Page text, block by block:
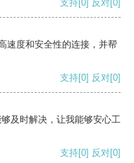
支持[0] 反对[0]
速度和安全性的连接，并帮
支持[0] 反对[0]
及时解决，让我能够安心工
支持[0] 反对[0]